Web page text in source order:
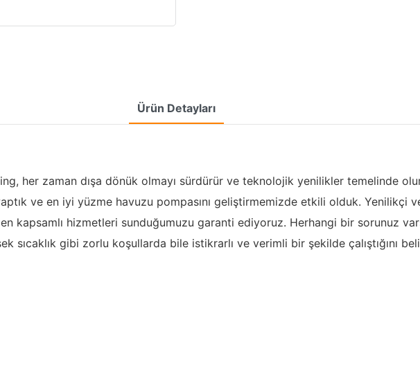
Ürün Detayları
her zaman dışa dönük olmayı sürdürür ve teknolojik yenilikler temelinde
ve en iyi yüzme havuzu pompasını geliştirmemizde etkili olduk. Yenilikçi
kapsamlı hizmetleri sunduğumuzu garanti ediyoruz. Herhangi bir sorunuz
sıcaklık gibi zorlu koşullarda bile istikrarlı ve verimli bir şekilde çalıştığını